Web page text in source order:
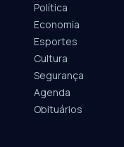
Política
Economia
Esportes
Cultura
Segurança
Agenda
Obituários